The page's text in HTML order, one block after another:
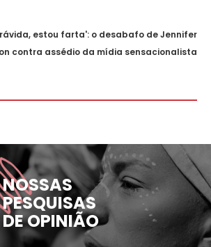
estou farta': o desabafo de Jennifer
contra assédio da mídia sensacionalista
NOSSAS
PESQUISAS
DE OPINIÃO